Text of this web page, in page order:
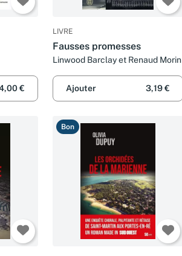
€
LIVRE
Fausses promesses
Linwood Barclay et Renaud Morin
Ajouter 3,19 €
Bon